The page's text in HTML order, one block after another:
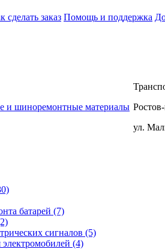
сделать заказ Помощь и поддержка
и шиноремонтные материалы
ул.
батарей (7)
сигналов (5)
(4)